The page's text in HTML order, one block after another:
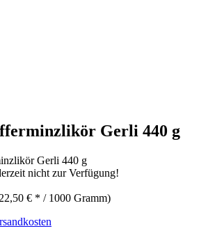
Gerli 440 g
nicht zur Verfügung!
€ * / 1000 Gramm)